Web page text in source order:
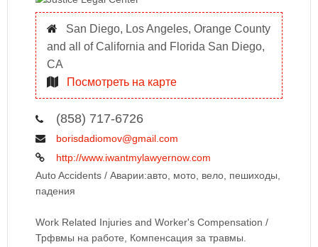
San Diego, Los Angeles, Orange County
and all of California and Florida San Diego,
CA
Посмотреть на карте
(858) 717-6726
borisdadiomov@gmail.com
http://www.iwantmylawyernow.com
Auto Accidents / Аварии:авто, мото, вело, пешиходы,
падения
Work Related Injuries and Worker's Compensation /
Трфвмы на работе, Компенсация за травмы.